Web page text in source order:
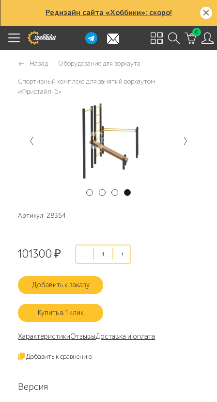
Редизайн сайта «Хоббики»: скоро!
0
Назад Оборудование для воркаута
Спортивный комплекс для занятий воркаутом
«Фристайл-6»
Артикул: 28354
101300 ₽
Добавить к заказу
Купить в 1 клик
ХарактеристикиОтзывыДоставка и оплата
Добавить к сравнению
Версия